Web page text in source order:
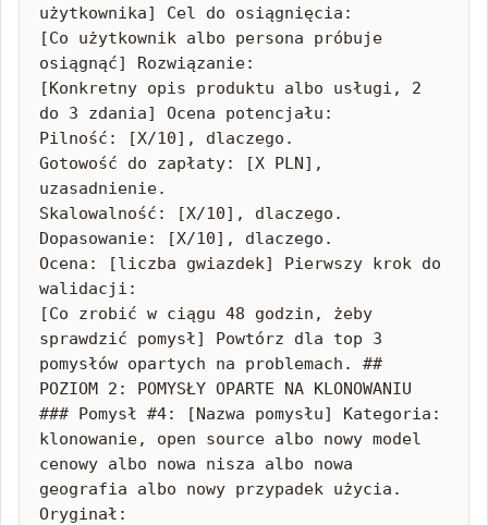
użytkownika] Cel do osiągnięcia:
[Co użytkownik albo persona próbuje
osiągnąć] Rozwiązanie:
[Konkretny opis produktu albo usługi, 2
do 3 zdania] Ocena potencjału:
Pilność: [X/10], dlaczego.
Gotowość do zapłaty: [X PLN],
uzasadnienie.
Skalowalność: [X/10], dlaczego.
Dopasowanie: [X/10], dlaczego.
Ocena: [liczba gwiazdek] Pierwszy krok do
walidacji:
[Co zrobić w ciągu 48 godzin, żeby
sprawdzić pomysł] Powtórz dla top 3
pomysłów opartych na problemach. ##
POZIOM 2: POMYSŁY OPARTE NA KLONOWANIU
### Pomysł #4: [Nazwa pomysłu] Kategoria:
klonowanie, open source albo nowy model
cenowy albo nowa nisza albo nowa
geografia albo nowy przypadek użycia.
Oryginał: